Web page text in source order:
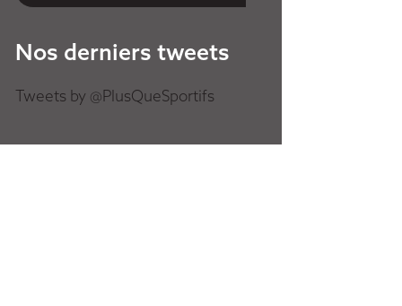
Nos derniers tweets
Tweets by @PlusQueSportifs